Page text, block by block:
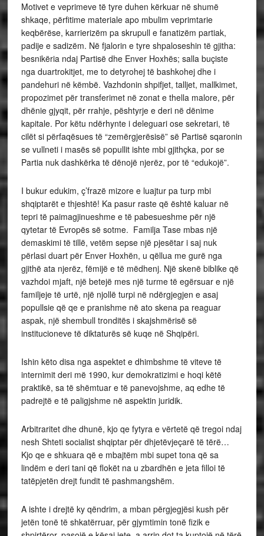
Motivet e veprimeve të tyre duhen kërkuar në shumë
shkaqe, përfitime materiale apo mbulim veprimtarie
keqbërëse, karrierizëm pa skrupull e fanatizëm partiak,
padije e sadizëm. Në fjalorin e tyre shpaloseshin të gjitha:
besnikëria ndaj Partisë dhe Enver Hoxhës; salla buçiste
nga duartrokitjet, me to detyrohej të bashkohej dhe i
pandehuri në këmbë. Vazhdonin shpifjet, talljet, mallkimet,
propozimet për transferimet në zonat e thella malore, për
dhënie gjyqit, për rrahje, pështyrje e deri në dënime
kapitale. Por këtu ndërhynte i deleguari ose sekretari, të
cilët si përfaqësues të “zemërgjerësisë” së Partisë sqaronin
se vullneti i masës së popullit ishte mbi gjithçka, por se
Partia nuk dashkërka të dënojë njerëz, por të “edukojë”.
I bukur edukim, ç’frazë mizore e luajtur pa turp mbi
shqiptarët e thjeshtë! Ka pasur raste që është kaluar në
tepri të paimagjinueshme e të pabesueshme për një
qytetar të Evropës së sotme. Familja Tase mbas një
demaskimi të tillë, vetëm sepse një pjesëtar i saj nuk
përlasi duart për Enver Hoxhën, u qëllua me gurë nga
gjithë ata njerëz, fëmijë e të mëdhenj. Një skenë biblike që
vazhdoi mjaft, një betejë mes një turme të egërsuar e një
familjeje të urtë, një njollë turpi në ndërgjegjen e asaj
popullsie që qe e pranishme në ato skena pa reaguar
aspak, një shembull tronditës i skajshmërisë së
institucioneve të diktaturës së kuqe në Shqipëri.
Ishin këto disa nga aspektet e dhimbshme të viteve të
internimit deri më 1990, kur demokratizimi e hoqi këtë
praktikë, sa të shëmtuar e të panevojshme, aq edhe të
padrejtë e të paligjshme në aspektin juridik.
Arbitraritet dhe dhunë, kjo qe fytyra e vërtetë që tregoi ndaj
nesh Shteti socialist shqiptar për dhjetëvjeçarë të tërë…
Kjo qe e shkuara që e mbajtëm mbi supet tona që sa
lindëm e deri tani që flokët na u zbardhën e jeta filloi të
tatëpjetën drejt fundit të pashmangshëm.
A ishte i drejtë ky qëndrim, a mban përgjegjësi kush për
jetën tonë të shkatërruar, për gjymtimin tonë fizik e